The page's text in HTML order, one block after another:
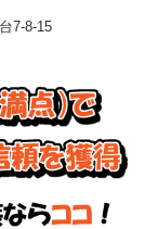
7-8-15